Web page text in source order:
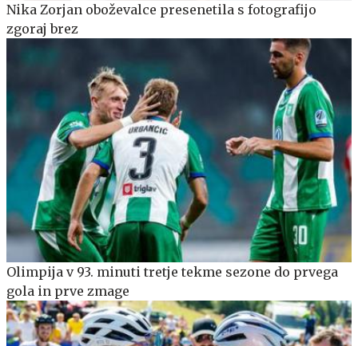
Nika Zorjan oboževalce presenetila s fotografijo
zgoraj brez
Olimpija v 93. minuti tretje tekme sezone do prvega
gola in prve zmage